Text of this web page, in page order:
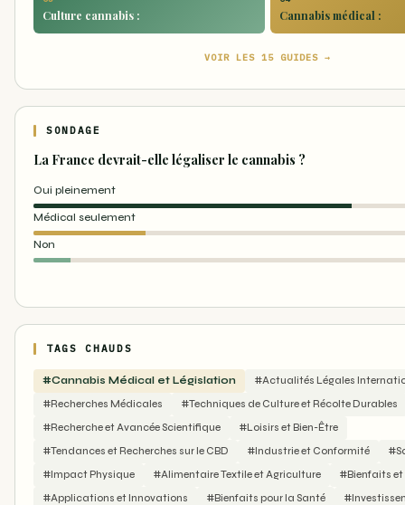
Culture cannabis : Cannabis médical :
VOIR LES 15 GUIDES →
SONDAGE
La France devrait-elle légaliser le cannabis ?
Oui pleinement
Médical seulement
Non
TAGS CHAUDS
#Cannabis Médical et Législation
#Actualités Légales
#Recherches Médicales
#Techniques de Culture et Récolte Durables
#Recherche et Avancée Scientifique
#Loisirs et Bien-Être
#Tendances et Recherches sur le CBD
#Industrie et Conformité
#Impact Physique
#Alimentaire Textile et Agriculture
#Bienfaits et
#Applications et Innovations
#Bienfaits pour la Santé